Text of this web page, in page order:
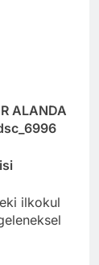
ALANDA
ilkokul